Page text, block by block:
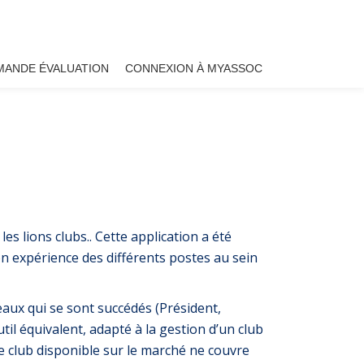
ÉVALUATION CONNEXION À MYASSOC
lions clubs.. Cette application a été
expérience des différents postes au sein
qui se sont succédés (Président,
équivalent, adapté à la gestion d’un club
disponible sur le marché ne couvre